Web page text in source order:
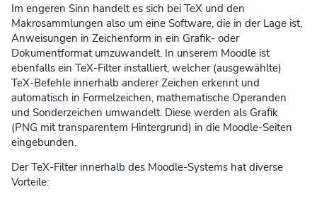
Im engeren Sinn handelt es sich bei TeX und den
Makrosammlungen also um eine Software, die in der Lage ist,
Anweisungen in Zeichenform in ein Grafik- oder
Dokumentformat umzuwandelt. In unserem Moodle ist
ebenfalls ein TeX-Filter installiert, welcher (ausgewählte)
TeX-Befehle innerhalb anderer Zeichen erkennt und
automatisch in Formelzeichen, mathematische Operanden
und Sonderzeichen umwandelt. Diese werden als Grafik
(PNG mit transparentem Hintergrund) in die Moodle-Seiten
eingebunden.
Der TeX-Filter innerhalb des Moodle-Systems hat diverse
Vorteile: